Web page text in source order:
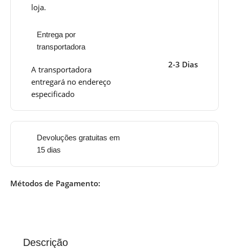
loja.
Entrega por
transportadora
A transportadora
entregará no endereço
especificado
2-3 Dias
Devoluções gratuitas em
15 dias
Métodos de Pagamento:
Descrição